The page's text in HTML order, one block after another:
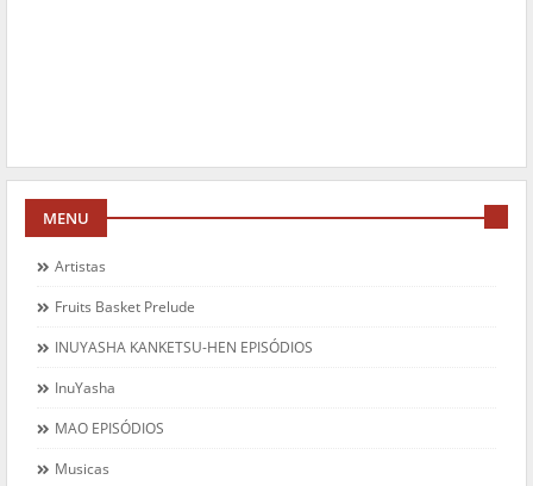
MENU
Artistas
Fruits Basket Prelude
INUYASHA KANKETSU-HEN EPISÓDIOS
InuYasha
MAO EPISÓDIOS
Musicas